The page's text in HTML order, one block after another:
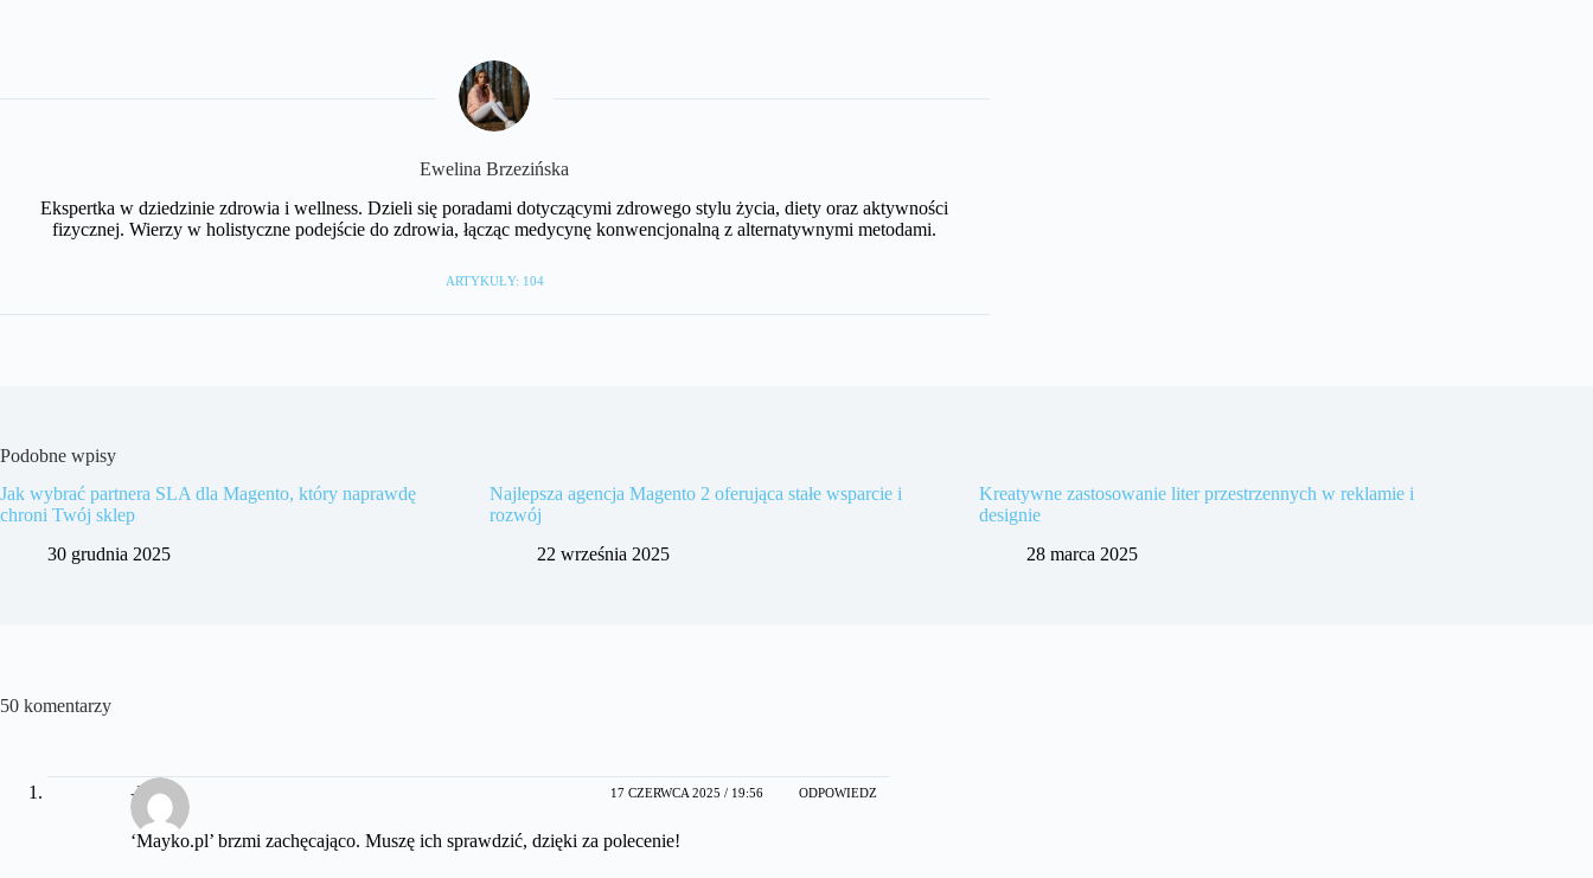
Ewelina Brzezińska
Ekspertka w dziedzinie zdrowia i wellness. Dzieli się poradami dotyczącymi zdrowego stylu życia, diety oraz aktywności
fizycznej. Wierzy w holistyczne podejście do zdrowia, łącząc medycynę konwencjonalną z alternatywnymi metodami.
ARTYKUŁY: 104
Podobne wpisy
Jak wybrać partnera SLA dla Magento, który naprawdę
chroni Twój sklep
30 grudnia 2025
Najlepsza agencja Magento 2 oferująca stałe wsparcie i
rozwój
22 września 2025
Kreatywne zastosowanie liter przestrzennych w reklamie i
designie
28 marca 2025
50 komentarzy
-Bąbel- 17 CZERWCA 2025 / 19:56 ODPOWIEDZ
‘Mayko.pl’ brzmi zachęcająco. Muszę ich sprawdzić, dzięki za polecenie!